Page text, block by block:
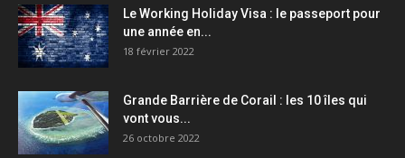
Le Working Holiday Visa : le passeport pour
une année en...
18 février 2022
Grande Barrière de Corail : les 10 îles qui
vont vous...
26 octobre 2022